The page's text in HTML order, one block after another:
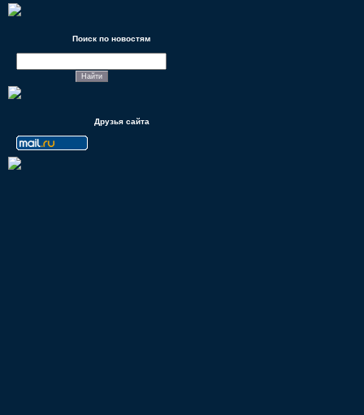
Поиск по новостям
Друзья сайта